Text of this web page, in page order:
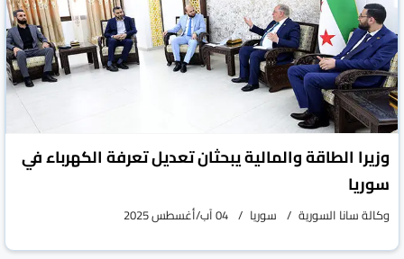
وزيرا الطاقة والمالية يبحثان تعديل تعرفة الكهرباء في
سوريا
وكالة سانا السورية سوريا 04 آب/أغسطس 2025